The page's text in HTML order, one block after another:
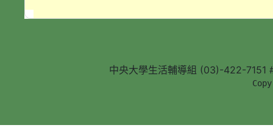
中央大學生活輔導組 (03)-422-7151